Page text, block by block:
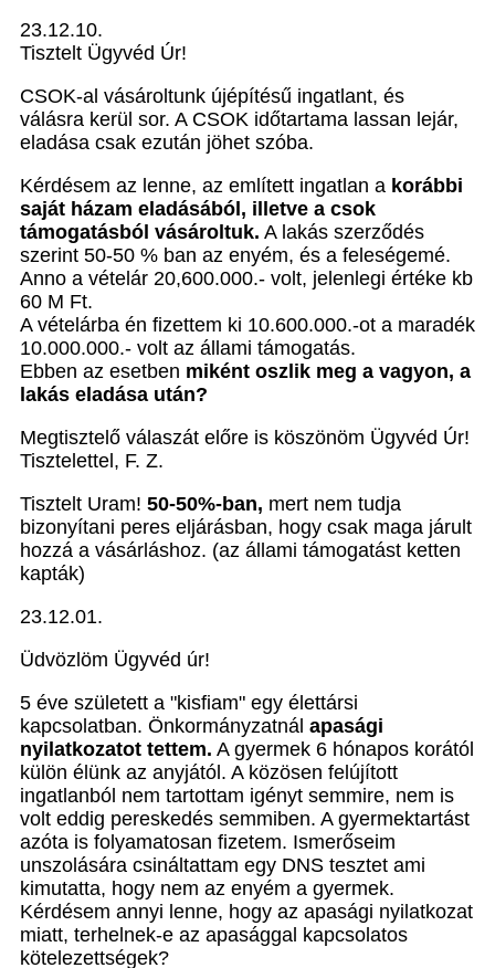
23.12.10.
Tisztelt Ügyvéd Úr!
CSOK-al vásároltunk újépítésű ingatlant, és
válásra kerül sor. A CSOK időtartama lassan lejár,
eladása csak ezután jöhet szóba.
Kérdésem az lenne, az említett ingatlan a korábbi
saját házam eladásából, illetve a csok
támogatásból vásároltuk. A lakás szerződés
szerint 50-50 % ban az enyém, és a feleségemé.
Anno a vételár 20,600.000.- volt, jelenlegi értéke kb
60 M Ft.
A vételárba én fizettem ki 10.600.000.-ot a maradék
10.000.000.- volt az állami támogatás.
Ebben az esetben miként oszlik meg a vagyon, a
lakás eladása után?
Megtisztelő válaszát előre is köszönöm Ügyvéd Úr!
Tisztelettel, F. Z.
Tisztelt Uram! 50-50%-ban, mert nem tudja
bizonyítani peres eljárásban, hogy csak maga járult
hozzá a vásárláshoz. (az állami támogatást ketten
kapták)
23.12.01.
Üdvözlöm Ügyvéd úr!
5 éve született a "kisfiam" egy élettársi
kapcsolatban. Önkormányzatnál apasági
nyilatkozatot tettem. A gyermek 6 hónapos korától
külön élünk az anyjától. A közösen felújított
ingatlanból nem tartottam igényt semmire, nem is
volt eddig pereskedés semmiben. A gyermektartást
azóta is folyamatosan fizetem. Ismerőseim
unszolására csináltattam egy DNS tesztet ami
kimutatta, hogy nem az enyém a gyermek.
Kérdésem annyi lenne, hogy az apasági nyilatkozat
miatt, terhelnek-e az apasággal kapcsolatos
kötelezettségek?